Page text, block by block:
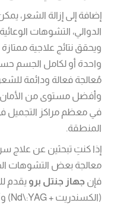
إضافة إلى إزالة الشعر،
الدوالي، التشوهات
ويحقق نتائج علاجية
واحدة أو لكامل الجسم
مُعالجة فعالة ودائمة
وأفضل مستوى من الأمان
في معظم مراكز التجميل
المنطقة.
إذا كنتِ تبحثين عن علاج
معالجة بعض التشوهات
فإن جهاز جنتل برو يقدم
(الكسندريت + Nd\:YAG) وأشعة الليزر الضوئية الفريدة.